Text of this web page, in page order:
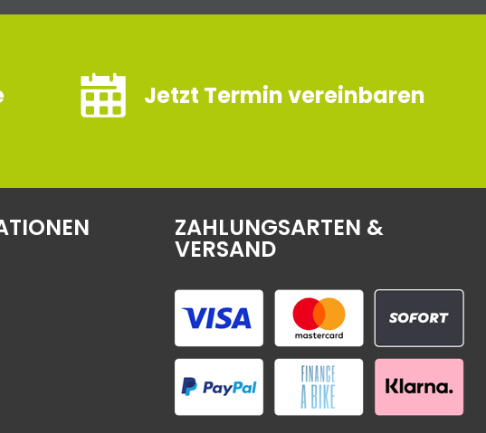
Jetzt Termin vereinbaren
ZAHLUNGSARTEN &
VERSAND